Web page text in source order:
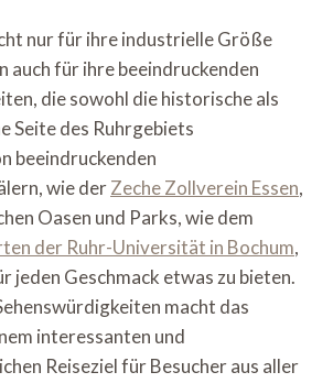
nur für ihre industrielle Größe
auch für ihre beeindruckenden
die sowohl die historische als
Seite des Ruhrgebiets
beeindruckenden
wie derZeche Zollverein Essen,
Oasen und Parks, wie dem
der Ruhr-Universität in Bochum,
jeden Geschmack etwas zu bieten.
macht das
interessanten und
Reiseziel für Besucher aus aller